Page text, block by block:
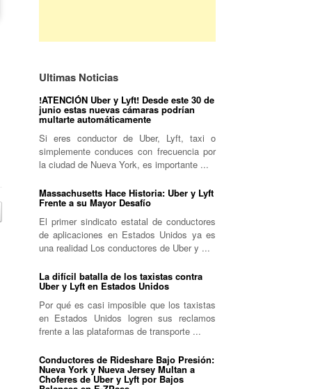
Ultimas Noticias
!ATENCIÓN Uber y Lyft! Desde este 30 de
junio estas nuevas cámaras podrían
multarte automáticamente
Si eres conductor de Uber, Lyft, taxi o
simplemente conduces con frecuencia por
la ciudad de Nueva York, es importante ...
Massachusetts Hace Historia: Uber y Lyft
Frente a su Mayor Desafío
El primer sindicato estatal de conductores
de aplicaciones en Estados Unidos ya es
una realidad Los conductores de Uber y ...
La difícil batalla de los taxistas contra
Uber y Lyft en Estados Unidos
Por qué es casi imposible que los taxistas
en Estados Unidos logren sus reclamos
frente a las plataformas de transporte ...
Conductores de Rideshare Bajo Presión:
Nueva York y Nueva Jersey Multan a
Choferes de Uber y Lyft por Bajos